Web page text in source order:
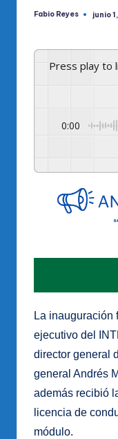
Publicado
Fabio Reyes junio
Press play
0:00
La inauguración
ejecutivo del
director general
general Andrés
además recibió
licencia de
módulo.